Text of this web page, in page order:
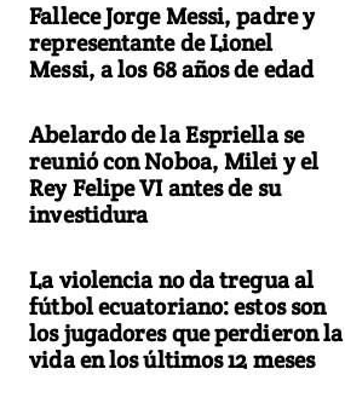
Fallece Jorge Messi, padre y
representante de Lionel
Messi, a los 68 años de edad
Abelardo de la Espriella se
reunió con Noboa, Milei y el
Rey Felipe VI antes de su
investidura
La violencia no da tregua al
fútbol ecuatoriano: estos son
los jugadores que perdieron la
vida en los últimos 12 meses